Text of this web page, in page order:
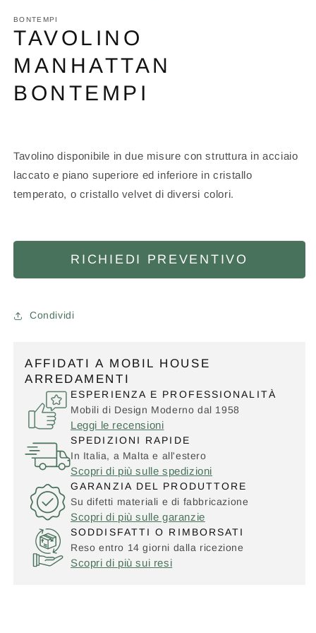
BONTEMPI
TAVOLINO
MANHATTAN
BONTEMPI
Tavolino disponibile in due misure con struttura in acciaio
laccato e piano superiore ed inferiore in cristallo
temperato, o cristallo velvet di diversi colori.
RICHIEDI PREVENTIVO
Condividi
AFFIDATI A MOBIL HOUSE
ARREDAMENTI
ESPERIENZA E PROFESSIONALITÀ
Mobili di Design Moderno dal 1958
Leggi le recensioni
SPEDIZIONI RAPIDE
In Italia, a Malta e all'estero
Scopri di più sulle spedizioni
GARANZIA DEL PRODUTTORE
Su difetti materiali e di fabbricazione
Scopri di più sulle garanzie
SODDISFATTI O RIMBORSATI
Reso entro 14 giorni dalla ricezione
Scopri di più sui resi